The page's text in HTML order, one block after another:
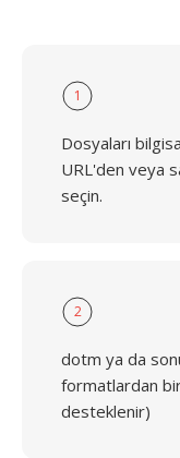
1
Dosyaları
URL'den veya
seçin.
2
dotm ya da
formatlardan
desteklenir)